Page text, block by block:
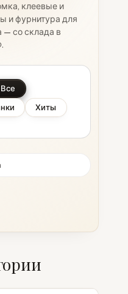
клеевые и
и фурнитура для
— со склада в
Все
Хиты